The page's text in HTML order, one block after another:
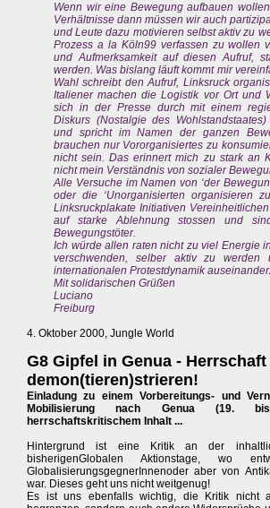
Wenn wir eine Bewegung aufbauen
Verhältnisse dann müssen wir auch
und Leute dazu motivieren selbst aktiv zu
Prozess a la Köln99 verfassen zu wollen
und Aufmerksamkeit auf diesen Aufruf,
werden. Was bislang läuft kommt mir
Wahl schreibt den Aufruf, Linksruck
Italiener machen die Logistik vor Ort und
sich in der Presse durch mit einem
Diskurs (Nostalgie des
und spricht im Namen der ganzen
brauchen nur Vororganisiertes zu
nicht sein. Das erinnert mich zu stark an
nicht mein Verständnis von sozialer
Alle Versuche im Namen von ‘der
oder die ‘Unorganisierten organisieren
Linksruckplakate Initiativen
auf starke Ablehnung stossen und
Bewegungstöter.
Ich würde allen raten nicht zu viel Energie
verschwenden, selber aktiv zu
internationalen Protestdynamik
Mit solidarischen Grüßen
Luciano
Freiburg
4. Oktober 2000, Jungle World
G8 Gipfel in Genua - Herrschaft
demon(tieren)strieren!
Einladung zu einem Vorbereitungs- und
Mobilisierung nach Genua (19.
herrschaftskritischem Inhalt ...
Hintergrund ist eine Kritik an der
bisherigenGlobalen Aktionstage, wo
GlobalisierungsgegnerInnenoder aber von
war. Dieses geht uns nicht weitgenug!
Es ist uns ebenfalls wichtig, die Kritik nicht